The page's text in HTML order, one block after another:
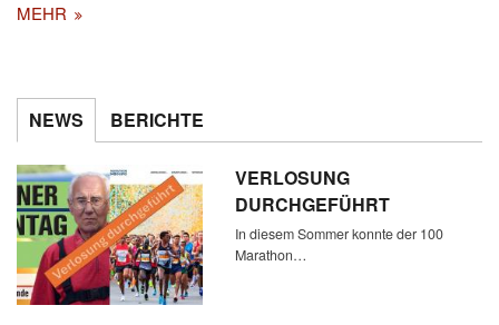
MEHR
NEWS BERICHTE
VERLOSUNG
DURCHGEFÜHRT
In diesem Sommer konnte der 100
Marathon…